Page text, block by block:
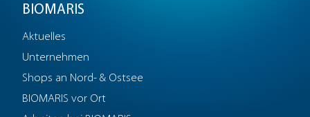
BIOMARIS
Aktuelles
Unternehmen
Shops an Nord- & Ostsee
BIOMARIS vor Ort